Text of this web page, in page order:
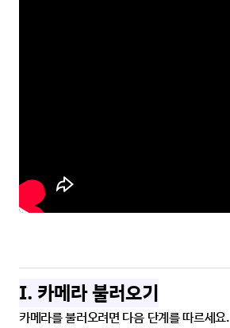
I. 카메라 불러오기
카메라를 불러오려면 다음 단계를 따르세요.